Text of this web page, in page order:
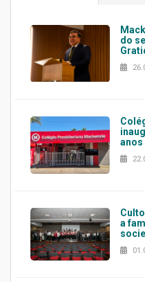
do
anos
a